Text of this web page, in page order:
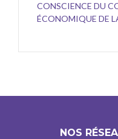
CONSCIENCE DU
ÉCONOMIQUE DE
NOS